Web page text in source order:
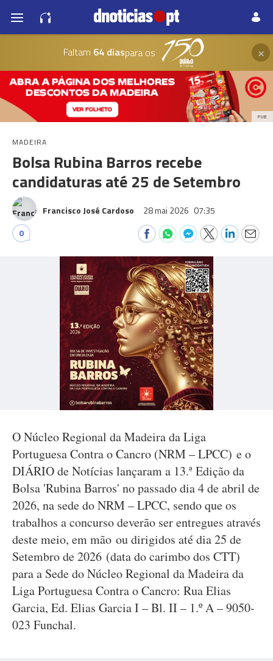
Faltam 64 diaspara os ×
PUB
MADEIRA
Bolsa Rubina Barros recebe
candidaturas até 25 de Setembro
Francisco José Cardoso 28 mai 2026 07:35
0
O Núcleo Regional da Madeira da Liga
Portuguesa Contra o Cancro (NRM – LPCC) e o
DIÁRIO de Notícias lançaram a 13.ª Edição da
Bolsa 'Rubina Barros' no passado dia 4 de abril de
2026, na sede do NRM – LPCC, sendo que os
trabalhos a concurso deverão ser entregues através
deste meio, em mão ou dirigidos até dia 25 de
Setembro de 2026 (data do carimbo dos CTT)
para a Sede do Núcleo Regional da Madeira da
Liga Portuguesa Contra o Cancro: Rua Elias
Garcia, Ed. Elias Garcia I – Bl. II – 1.º A – 9050-
023 Funchal.